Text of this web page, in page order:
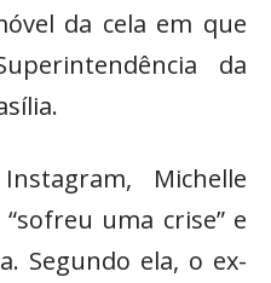
da cela em que
da
Michelle
uma crise” e
Segundo ela, o ex-